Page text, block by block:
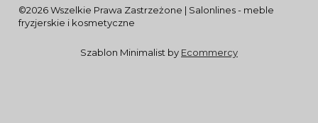
©2026 Wszelkie Prawa Zastrzeżone | Salonlines - meble
fryzjerskie i kosmetyczne
Szablon Minimalist by Ecommercy